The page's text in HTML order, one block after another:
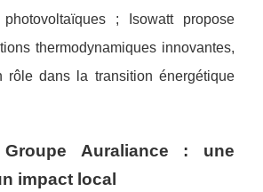
; Isowatt propose
thermodynamiques innovantes,
rôle dans la transition énergétique
Auraliance : une
impact local